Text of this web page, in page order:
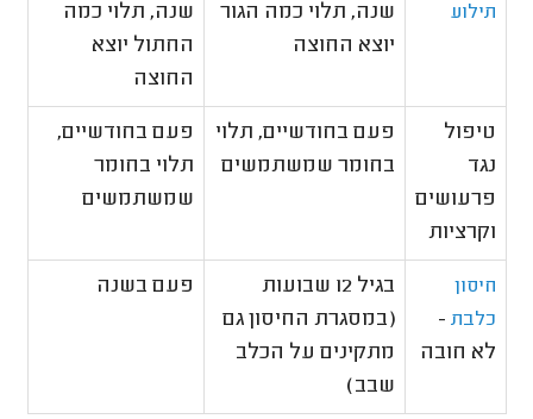
תילוע
שנה, תלוי כמה הגור
יוצא החוצה
שנה, תלוי כמה
החתול יוצא
החוצה
טיפול
נגד
פרעושים
וקרציות
פעם בחודשיים, תלוי
בחומר שמשתמשים
פעם בחודשיים,
תלוי בחומר
שמשתמשים
חיסון
כלבת -
לא חובה
בגיל 12 שבועות
(במסגרת החיסון גם
מתקינים על הכלב
שבב)
פעם בשנה